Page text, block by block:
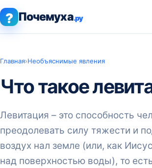
? Почемуха.ру
Главная›Необъяснимые явления
Что такое
Левитация – это способность
преодолевать силу тяжести и
воздух нал земле (или, как
над поверхностью воды), то